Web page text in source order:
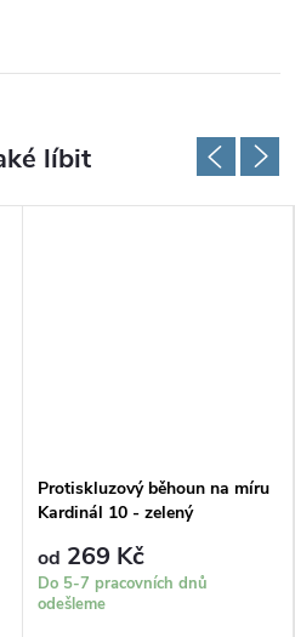
Protiskluzový běhoun na míru
Kardinál 10 - zelený
od 269 Kč
Do 5-7 pracovních dnů
odešleme